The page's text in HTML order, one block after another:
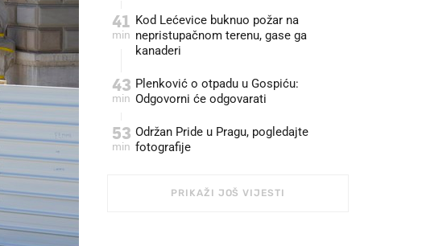
41
min
Kod Lećevice buknuo požar na
nepristupačnom terenu, gase ga
kanaderi
43
min
Plenković o otpadu u Gospiću:
Odgovorni će odgovarati
53
min
Održan Pride u Pragu, pogledajte
fotografije
PRIKAŽI JOŠ VIJESTI